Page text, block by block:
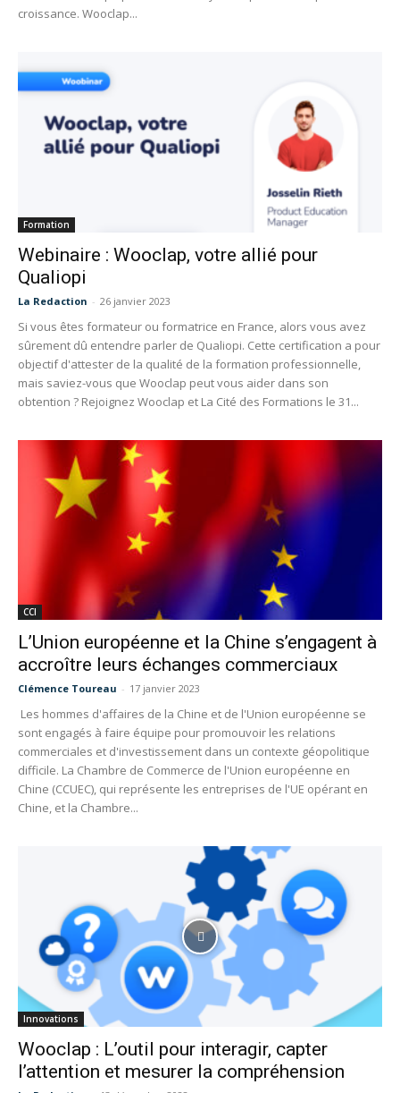
croissance. Wooclap...
Formation
Webinaire : Wooclap, votre allié pour
Qualiopi
La Redaction - 26 janvier 2023
Si vous êtes formateur ou formatrice en France, alors vous avez
sûrement dû entendre parler de Qualiopi. Cette certification a pour
objectif d'attester de la qualité de la formation professionnelle,
mais saviez-vous que Wooclap peut vous aider dans son
obtention ? Rejoignez Wooclap et La Cité des Formations le 31...
CCI
L’Union européenne et la Chine s’engagent à
accroître leurs échanges commerciaux
Clémence Toureau - 17 janvier 2023
Les hommes d'affaires de la Chine et de l'Union européenne se
sont engagés à faire équipe pour promouvoir les relations
commerciales et d'investissement dans un contexte géopolitique
difficile. La Chambre de Commerce de l'Union européenne en
Chine (CCUEC), qui représente les entreprises de l'UE opérant en
Chine, et la Chambre...
Innovations
Wooclap : L’outil pour interagir, capter
l’attention et mesurer la compréhension